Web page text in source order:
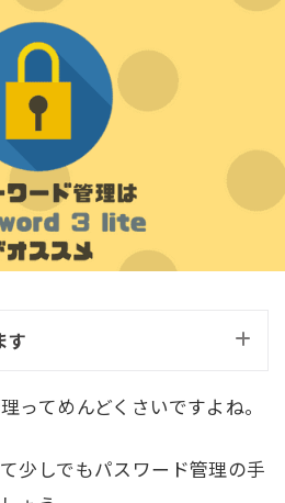
す
ってめんどくさいですよね。
少しでもパスワード管理の手